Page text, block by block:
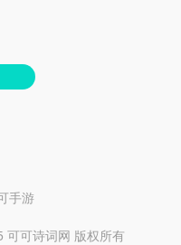
手游
可诗词网 版权所有